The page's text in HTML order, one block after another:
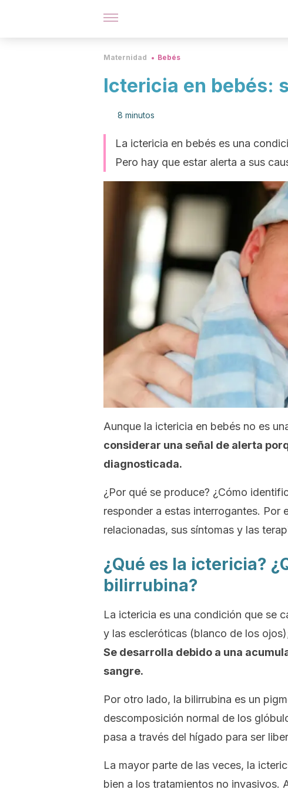
Maternidad Bebés
Ictericia en bebés:
8 minutos
La ictericia en bebés es una
Pero hay que estar alerta a sus
Aunque la ictericia en bebés no es
considerar una señal de alerta
diagnosticada.
¿Por qué se produce? ¿Cómo
responder a estas interrogantes. Por
relacionadas, sus síntomas y las
¿Qué es la ictericia?
bilirrubina?
La ictericia es una condición que se
y las escleróticas (blanco de los
Se desarrolla debido a una
sangre.
Por otro lado, la bilirrubina es un
descomposición normal de los
pasa a través del hígado para ser
La mayor parte de las veces, la
bien a los tratamientos no invasivos.